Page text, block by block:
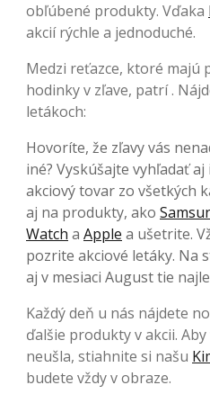
obľúbené produkty. Vďaka
akcií rýchle a jednoduché.
Medzi reťazce, ktoré
hodinky v zľave, patrí .
letákoch:
Hovoríte, že zľavy vás
iné? Vyskúšajte vyhľadať
akciový tovar zo všetkých
aj na produkty, ako
Watch a Apple a ušetrite.
pozrite akciové letáky. Na
aj v mesiaci August tie
Každý deň u nás nájdete
ďalšie produkty v akcii.
neušla, stiahnite si našu
budete vždy v obraze.